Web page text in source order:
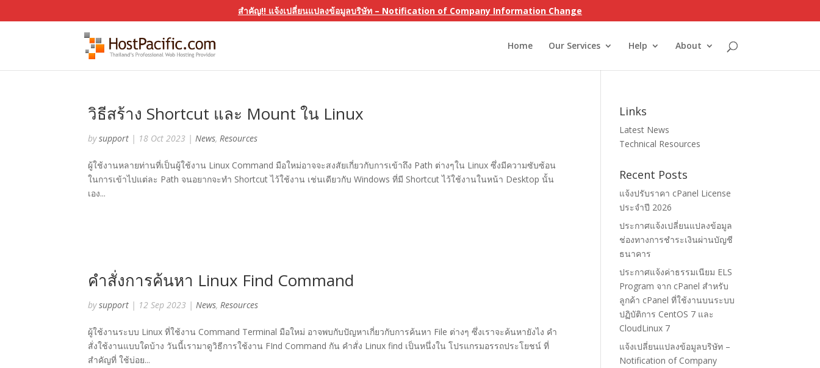
สำคัญ!! แจ้งเปลี่ยนแปลงข้อมูลบริษัท – Notification of Company Information Change
Home Our Services Help About
วิธีสร้าง Shortcut และ Mount ใน Linux
bysupport | 18 Oct 2023 |News,Resources
ผู้ใช้งานหลายท่านที่เป็นผู้ใช้งาน Linux Command มือใหม่อาจจะสงสัยเกี่ยวกับการเข้าถึง Path ต่างๆใน Linux ซึ่งมีความซับซ้อน
ในการเข้าไปแต่ละ Path จนอยากจะทำ Shortcut ไว้ใช้งาน เช่นเดียวกับ Windows ที่มี Shortcut ไว้ใช้งานในหน้า Desktop นั้น
เอง...
คำสั่งการค้นหา Linux Find Command
bysupport | 12 Sep 2023 |News,Resources
ผู้ใช้งานระบบ Linux ที่ใช้งาน Command Terminal มือใหม่ อาจพบกับปัญหาเกี่ยวกับการค้นหา File ต่างๆ ซึ่งเราจะค้นหายังไง คำ
สั่งใช้งานแบบใดบ้าง วันนี้เรามาดูวิธีการใช้งาน FInd Command กัน คำสั่ง Linux find เป็นหนึ่งใน โปรแกรมอรรถประโยชน์ ที่
สำคัญที่ ใช้บ่อย...
Links
Latest News
Technical Resources
Recent Posts
แจ้งปรับราคา cPanel License
ประจำปี 2026
ประกาศแจ้งเปลี่ยนแปลงข้อมูล
ช่องทางการชำระเงินผ่านบัญชี
ธนาคาร
ประกาศแจ้งค่าธรรมเนียม ELS
Program จาก cPanel สำหรับ
ลูกค้า cPanel ที่ใช้งานบนระบบ
ปฏิบัติการ CentOS 7 และ
CloudLinux 7
แจ้งเปลี่ยนแปลงข้อมูลบริษัท –
Notification of Company